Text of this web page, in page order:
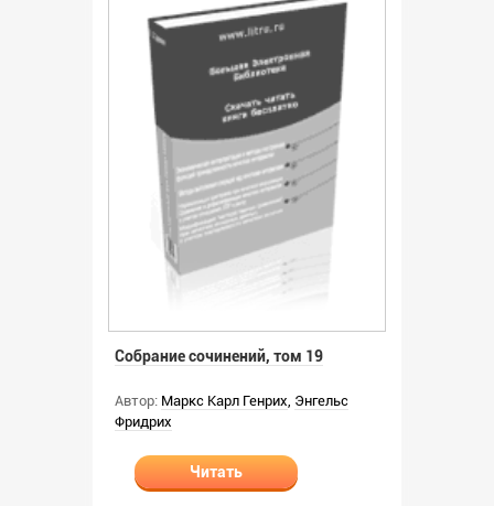
Собрание сочинений, том 19
Автор: Маркс Карл Генрих Энгельс
Фридрих
Читать